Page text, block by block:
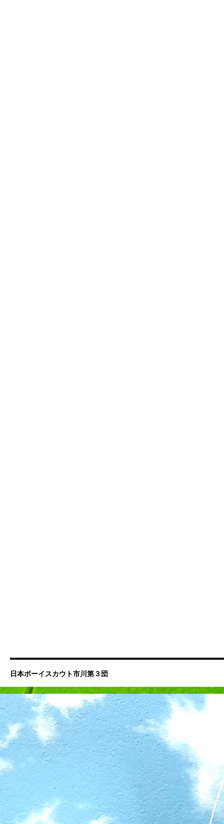
日本ボーイスカウト市川第３団